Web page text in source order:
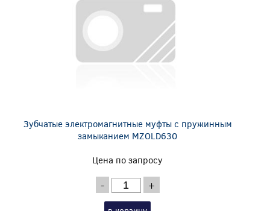
Зубчатые электромагнитные муфты с пружинным
замыканием MZOLD630
Цена по запросу
- +